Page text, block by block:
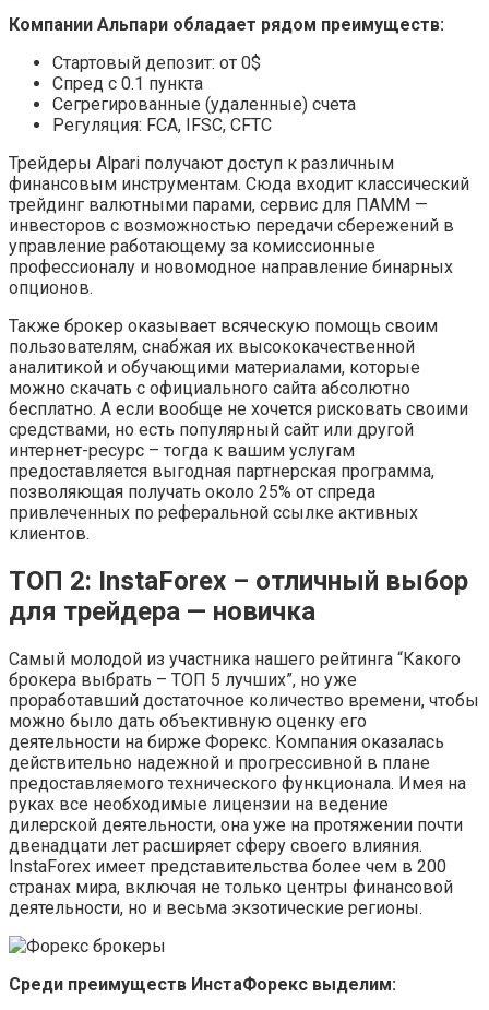
Компании Альпари обладает рядом преимуществ:
Стартовый депозит: от 0$
Спред с 0.1 пункта
Сегрегированные (удаленные) счета
Регуляция: FCA, IFSC, CFTC
Трейдеры Alpari получают доступ к различным
финансовым инструментам. Сюда входит классический
трейдинг валютными парами, сервис для ПАММ —
инвесторов с возможностью передачи сбережений в
управление работающему за комиссионные
профессионалу и новомодное направление бинарных
опционов.
Также брокер оказывает всяческую помощь своим
пользователям, снабжая их высококачественной
аналитикой и обучающими материалами, которые
можно скачать с официального сайта абсолютно
бесплатно. А если вообще не хочется рисковать своими
средствами, но есть популярный сайт или другой
интернет-ресурс – тогда к вашим услугам
предоставляется выгодная партнерская программа,
позволяющая получать около 25% от спреда
привлеченных по реферальной ссылке активных
клиентов.
ТОП 2: InstaForex – отличный выбор
для трейдера — новичка
Самый молодой из участника нашего рейтинга “Какого
брокера выбрать – ТОП 5 лучших”, но уже
проработавший достаточное количество времени, чтобы
можно было дать объективную оценку его
деятельности на бирже Форекс. Компания оказалась
действительно надежной и прогрессивной в плане
предоставляемого технического функционала. Имея на
руках все необходимые лицензии на ведение
дилерской деятельности, она уже на протяжении почти
двенадцати лет расширяет сферу своего влияния.
InstaForex имеет представительства более чем в 200
странах мира, включая не только центры финансовой
деятельности, но и весьма экзотические регионы.
Среди преимуществ ИнстаФорекс выделим: